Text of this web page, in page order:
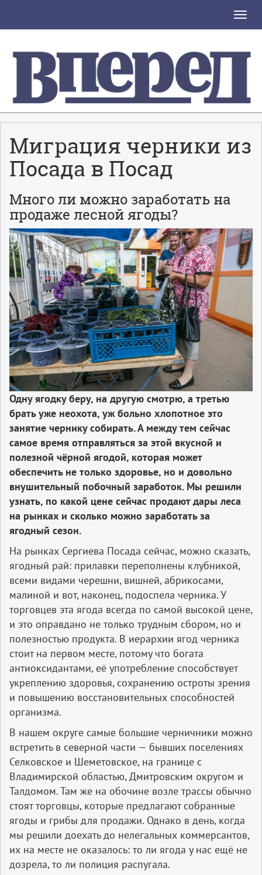
Toggle
Миграция черники из
Посада в Посад
Много ли можно заработать на
продаже лесной ягоды?
Одну ягодку беру, на другую смотрю, а третью
брать уже неохота, уж больно хлопотное это
занятие чернику собирать. А между тем сейчас
самое время отправляться за этой вкусной и
полезной чёрной ягодой, которая может
обеспечить не только здоровье, но и довольно
внушительный побочный заработок. Мы решили
узнать, по какой цене сейчас продают дары леса
на рынках и сколько можно заработать за
ягодный сезон.
На рынках Сергиева Посада сейчас, можно сказать,
ягодный рай: прилавки переполнены клубникой,
всеми видами черешни, вишней, абрикосами,
малиной и вот, наконец, подоспела черника. У
торговцев эта ягода всегда по самой высокой цене,
и это оправдано не только трудным сбором, но и
полезностью продукта. В иерархии ягод черника
стоит на первом месте, потому что богата
антиоксидантами, её употребление способствует
укреплению здоровья, сохранению остроты зрения
и повышению восстановительных способностей
организма.
В нашем округе самые большие черничники можно
встретить в северной части — бывших поселениях
Селковское и Шеметовское, на границе с
Владимирской областью, Дмитровским округом и
Талдомом. Там же на обочине возле трассы обычно
стоят торговцы, которые предлагают собранные
ягоды и грибы для продажи. Однако в день, когда
мы решили доехать до нелегальных коммерсантов,
их на месте не оказалось: то ли ягода у нас ещё не
дозрела, то ли полиция распугала.